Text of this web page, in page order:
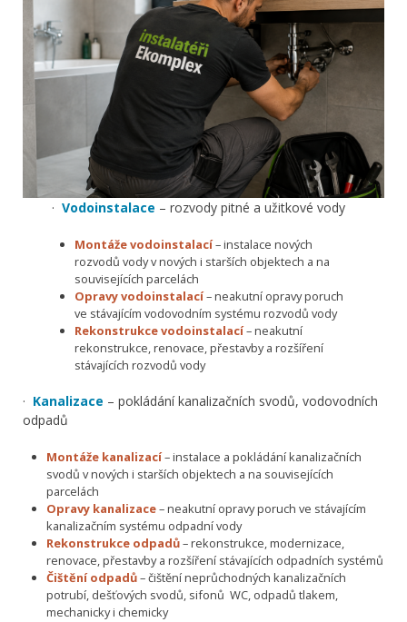
· Vodoinstalace – rozvody pitné a užitkové vody
Montáže vodoinstalací– instalace nových
rozvodů vody v nových i starších objektech a na
souvisejících parcelách
Opravy vodoinstalací– neakutní opravy poruch
ve stávajícím vodovodním systému rozvodů vody
Rekonstrukce vodoinstalací– neakutní
rekonstrukce, renovace, přestavby a rozšíření
stávajících rozvodů vody
· Kanalizace – pokládání kanalizačních svodů, vodovodních
odpadů
Montáže kanalizací– instalace a pokládání kanalizačních
svodů v nových i starších objektech a na souvisejících
parcelách
Opravy kanalizace– neakutní opravy poruch ve stávajícím
kanalizačním systému odpadní vody
Rekonstrukce odpadů– rekonstrukce, modernizace,
renovace, přestavby a rozšíření stávajících odpadních systémů
Čištění odpadů– čištění neprůchodných kanalizačních
potrubí, dešťových svodů, sifonů WC, odpadů tlakem,
mechanicky i chemicky